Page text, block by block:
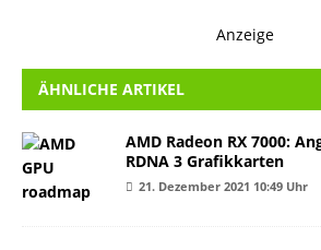
Anzeige
ÄHNLICHE ARTIKEL
AMD Radeon RX 7000:
RDNA 3 Grafikkarten
21. Dezember 2021 10:49 Uhr